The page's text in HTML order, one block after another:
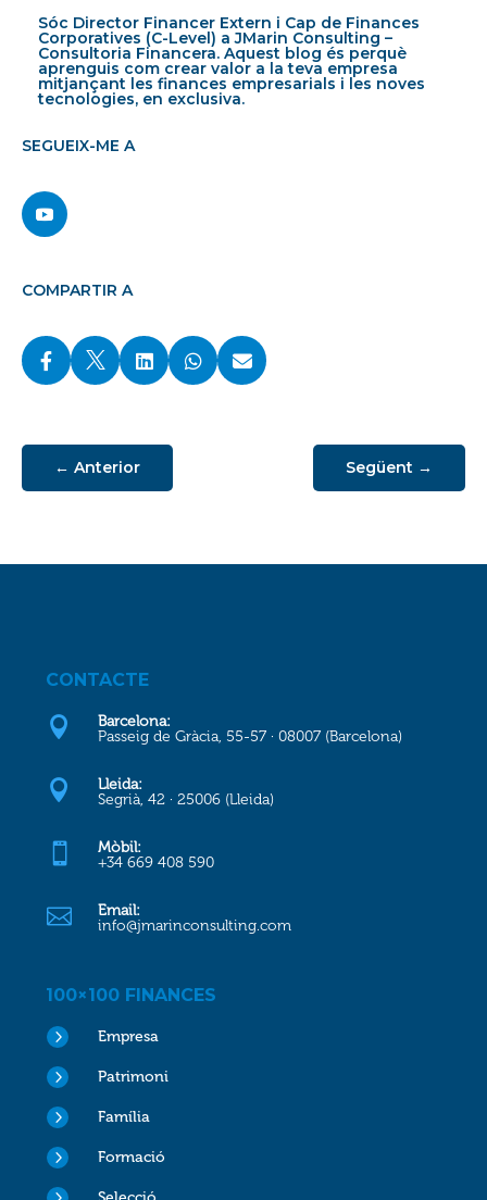
Sóc Director Financer Extern i Cap de Finances
Corporatives (C-Level) a JMarin Consulting –
Consultoria Financera. Aquest blog és perquè
aprenguis com crear valor a la teva empresa
mitjançant les finances empresarials i les noves
tecnologies, en exclusiva.
SEGUEIX-ME A
COMPARTIR A
   
← Anterior Següent →
CONTACTE

Barcelona:
Passeig de Gràcia, 55-57 · 08007 (Barcelona)

Lleida:
Segrià, 42 · 25006 (Lleida)

Mòbil:
+34 669 408 590

Email:
info@jmarinconsulting.com
100×100 FINANCES
5 Empresa
5 Patrimoni
5 Família
5 Formació